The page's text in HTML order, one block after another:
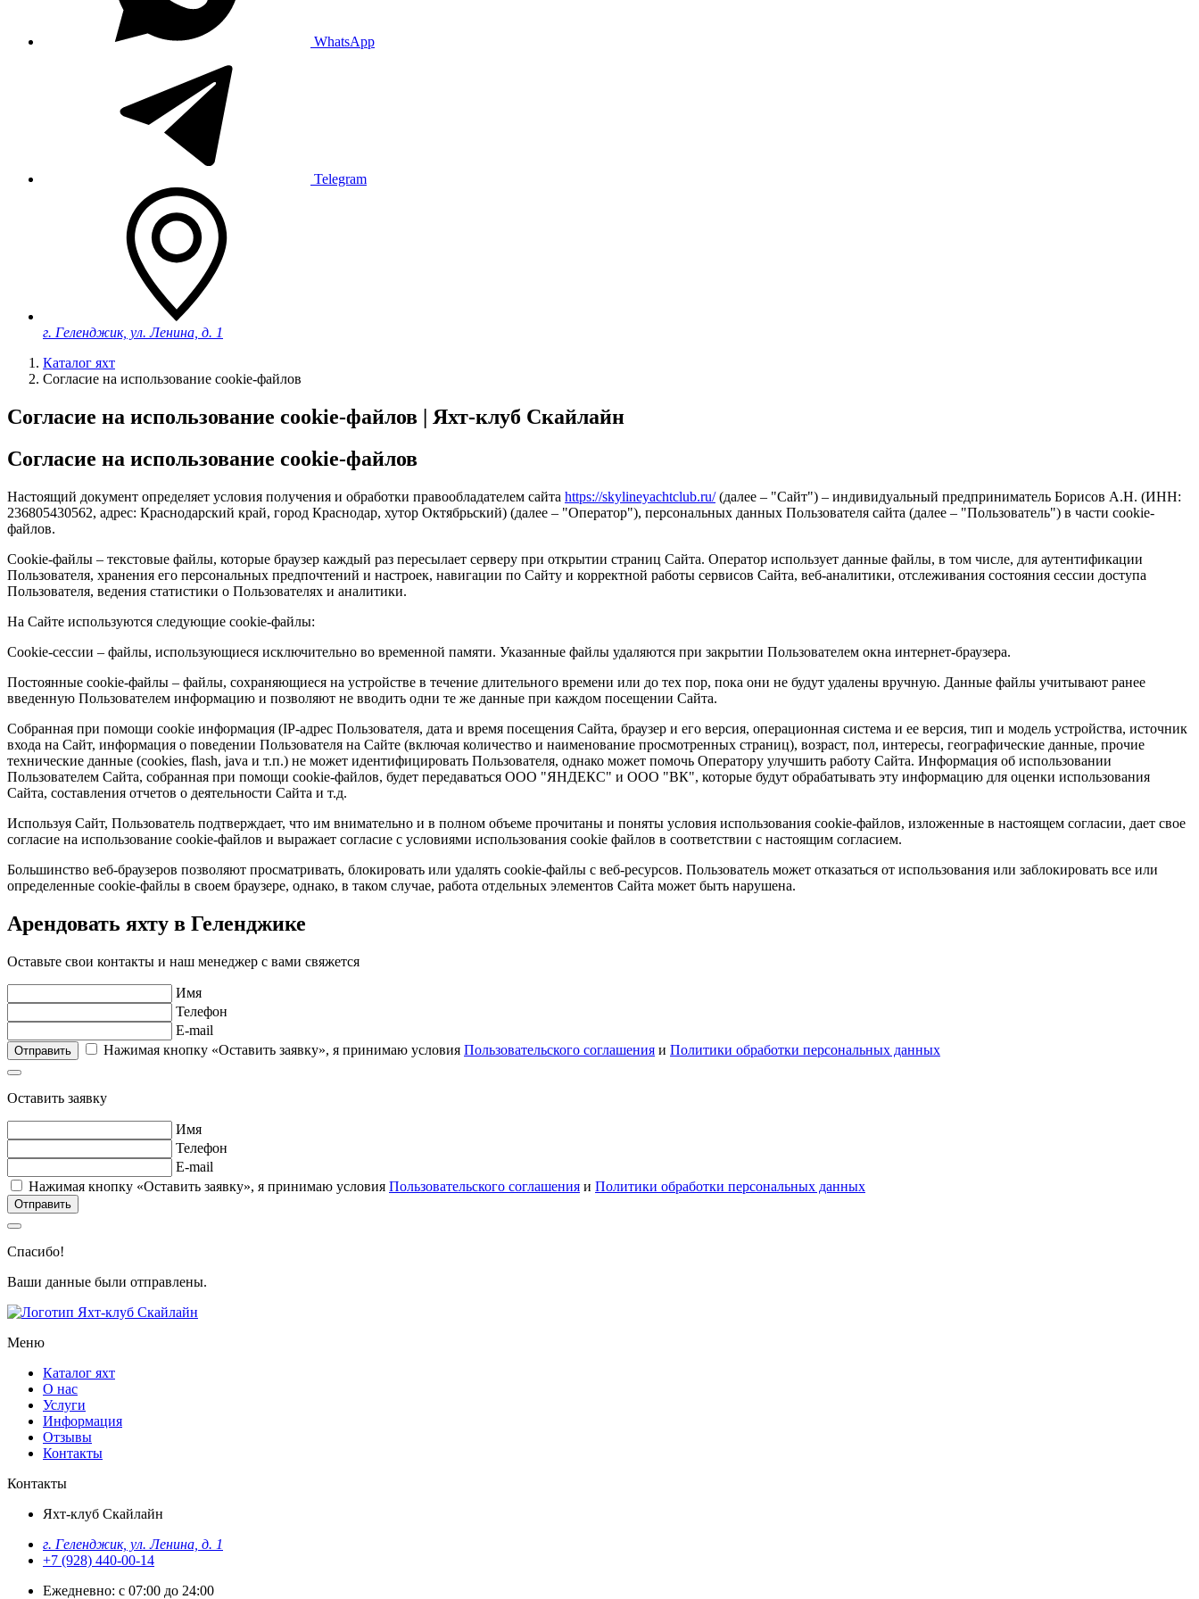
WhatsApp
Telegram
г. Геленджик, ул. Ленина, д. 1
Каталог яхт
Согласие на использование cookie-файлов
Согласие на использование cookie-файлов | Яхт-клуб Скайлайн
Согласие на использование cookie-файлов
Настоящий документ определяет условия получения и обработки правообладателем сайта https://skylineyachtclub.ru/(далее – "Сайт") – индивидуальный предприниматель Борисов А.Н. (ИНН:
236805430562, адрес: Краснодарский край, город Краснодар, хутор Октябрьский) (далее – "Оператор"), персональных данных Пользователя сайта (далее – "Пользователь") в части cookie-
файлов.
Cookie-файлы – текстовые файлы, которые браузер каждый раз пересылает серверу при открытии страниц Сайта. Оператор использует данные файлы, в том числе, для аутентификации
Пользователя, хранения его персональных предпочтений и настроек, навигации по Сайту и корректной работы сервисов Сайта, веб-аналитики, отслеживания состояния сессии доступа
Пользователя, ведения статистики о Пользователях и аналитики.
На Сайте используются следующие cookie-файлы:
Сookie-сессии – файлы, использующиеся исключительно во временной памяти. Указанные файлы удаляются при закрытии Пользователем окна интернет-браузера.
Постоянные cookie-файлы – файлы, сохраняющиеся на устройстве в течение длительного времени или до тех пор, пока они не будут удалены вручную. Данные файлы учитывают ранее
введенную Пользователем информацию и позволяют не вводить одни те же данные при каждом посещении Сайта.
Собранная при помощи cookie информация (IP-адрес Пользователя, дата и время посещения Сайта, браузер и его версия, операционная система и ее версия, тип и модель устройства, источник
входа на Сайт, информация о поведении Пользователя на Сайте (включая количество и наименование просмотренных страниц), возраст, пол, интересы, географические данные, прочие
технические данные (cookies, flash, java и т.п.) не может идентифицировать Пользователя, однако может помочь Оператору улучшить работу Сайта. Информация об использовании
Пользователем Сайта, собранная при помощи cookie-файлов, будет передаваться ООО "ЯНДЕКС" и ООО "ВК", которые будут обрабатывать эту информацию для оценки использования
Сайта, составления отчетов о деятельности Сайта и т.д.
Используя Сайт, Пользователь подтверждает, что им внимательно и в полном объеме прочитаны и поняты условия использования cookie-файлов, изложенные в настоящем согласии, дает свое
согласие на использование cookie-файлов и выражает согласие с условиями использования cookie файлов в соответствии с настоящим согласием.
Большинство веб-браузеров позволяют просматривать, блокировать или удалять cookie-файлы с веб-ресурсов. Пользователь может отказаться от использования или заблокировать все или
определенные cookie-файлы в своем браузере, однако, в таком случае, работа отдельных элементов Сайта может быть нарушена.
Арендовать яхту в Геленджике
Оставьте свои контакты и наш менеджер с вами свяжется
Имя
Телефон
E-mail
Отправить Нажимая кнопку «Оставить заявку», я принимаю условия Пользовательского соглашения и Политики обработки персональных данных
Оставить заявку
Имя
Телефон
E-mail
Нажимая кнопку «Оставить заявку», я принимаю условия Пользовательского соглашения и Политики обработки персональных данных
Отправить
Спасибо!
Ваши данные были отправлены.
Меню
Каталог яхт
О нас
Услуги
Информация
Отзывы
Контакты
Контакты
Яхт-клуб Скайлайн
г. Геленджик, ул. Ленина, д. 1
+7 (928) 440-00-14
Ежедневно: с 07:00 до 24:00